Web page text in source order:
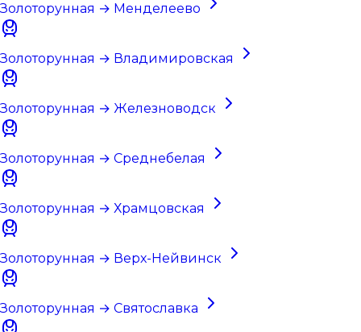
Золоторунная → Менделеево
Золоторунная → Владимировская
Золоторунная → Железноводск
Золоторунная → Среднебелая
Золоторунная → Храмцовская
Золоторунная → Верх-Нейвинск
Золоторунная → Святославка